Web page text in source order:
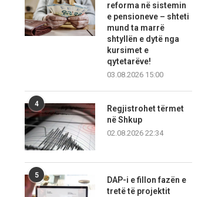
reforma në sistemin
e pensioneve – shteti
mund ta marrë
shtyllën e dytë nga
kursimet e
qytetarëve!
03.08.2026 15:00
4
Regjistrohet tërmet
në Shkup
02.08.2026 22:34
5
DAP-i e fillon fazën e
tretë të projektit